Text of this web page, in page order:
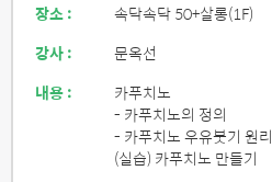
장소 :
속닥속닥 50+살롱(1F)
강사 :
문옥선
내용 :
카푸치노
- 카푸치노의 정의
- 카푸치노 우유붓기 원리
(실습) 카푸치노 만들기